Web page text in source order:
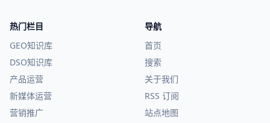
热门栏目
GEO知识库
DSO知识库
产品运营
新媒体运营
营销推广
导航
首页
搜索
关于我们
RSS 订阅
站点地图